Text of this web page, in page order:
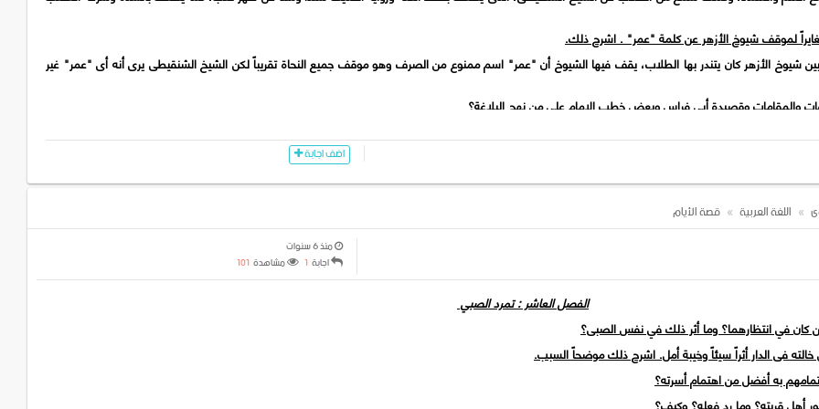
شيوخ الأزهر كان يتندر بها الطلاب، يقف فيها الشيوخ أن "عمر" اسم ممنوع من الصرف وهو موقف جميع النحاة تقريباً لكن الشيخ الشنقيطى يرى أنه أى "عمر" غير
عنه؟ وما الذى كان يدرسه؟ وأين؟ وما موقف الصبى من ملازمته أو عدمها؟
أنهم أعجبوا بطريقته وما يقدمه من درس فى الأدب وكذلك صلته بالأستاذ الإمام. أما السر وراء انصرافهم عنه أنهم وجدوه غير متمكن من درس الأدب، وإنما صاحب
فلم ينصرف عنه كما فعلوا بل لزمه منذ ذلك الموقف بعد أن خصص المرصفى يومين لقراءة الزمخشرى فى النحو، وقد أعجب الصبى بشرحه أيما إعجاب.
إذ أن كلاهما قد أعجب بالأزهر إعجاباً شديداً فالشيخ ماهر فى شرحه والصبى لا يقل مهارة فى فهمه وحفظه.
ومناهجه وشيوخه وطلابه، ولم يختلف موقف الصبى وصحبه عن موقف شيخهم شيئاً وهذا أمر طبيعي، فالعلاقة بين الشيخ وتلاميذه خاصة الصبى واثنين من رفقائه كانت
وشيوخه وما يقدمه.
اشرح ذلك.
المرصفى - هي أكثر الأشياء دفعاً للنفوس وخاصة نفوس النشء إلى الحرية لأن طريقته كانت تقدم على التفسير ثم النقد للشاعر أولاً وللراوي ثانياً وللشرح بعد
وكان الشيخ ينتهى من هذا رابطاً الأشياء وموازناً بين قلال العقل الأزهري وغلظة الذوق فيه وبين نفاذ العقل القديم ورقة الذوق فيه.
اضف اجابة
اللغة العربية
قصة الأيام
منذ 6 سنوات
اجابة1 مشاهدة101
الفصل العاشر : تمرد الصبي
الصبى؟
اشرح ذلك موضحاً السبب.